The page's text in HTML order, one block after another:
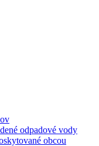
odpadové vody
obcou